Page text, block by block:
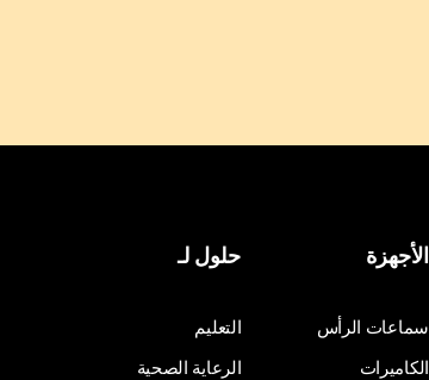
الأجهزة
سماعات الرأس
الكاميرات
حلول لـ
التعليم
الرعاية الصحية